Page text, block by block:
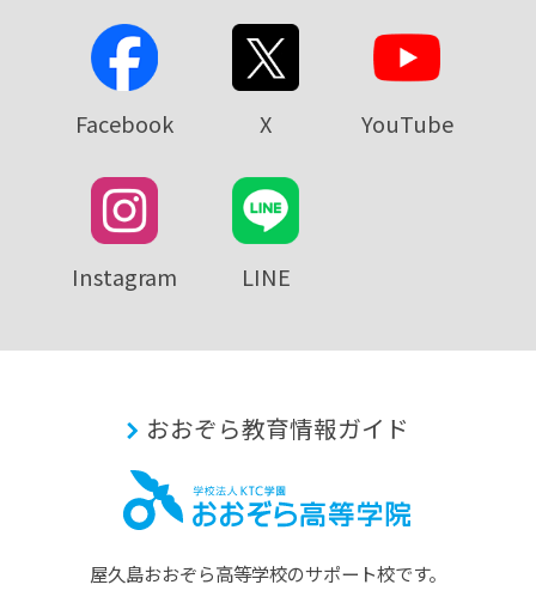
Facebook X YouTube
Instagram LINE
おおぞら教育情報ガイド
屋久島おおぞら⾼等学校のサポート校です。